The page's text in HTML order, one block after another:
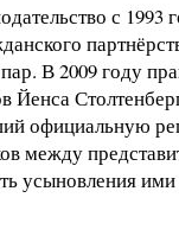
с 1993
В 2009 году
Йенса
официальную
между
усыновления ими